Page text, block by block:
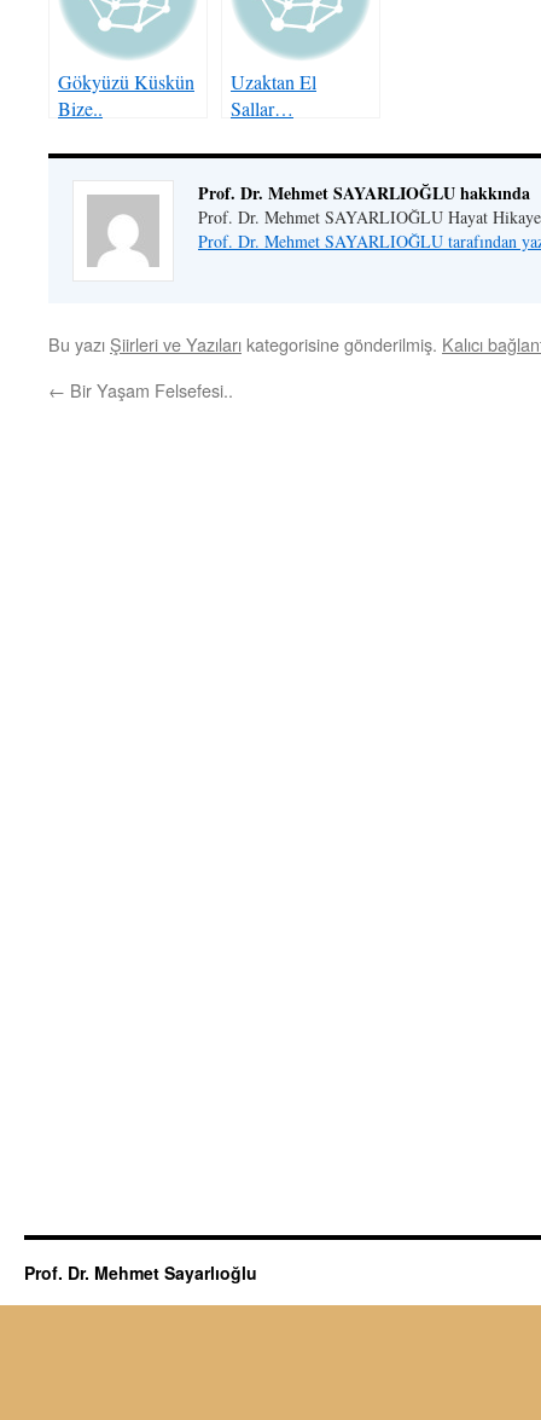
Gökyüzü Küskün
Bize..
Uzaktan El
Sallar…
Prof. Dr. Mehmet SAYARLIOĞLU hakkında
Prof. Dr. Mehmet SAYARLIOĞLU Hayat
Prof. Dr. Mehmet SAYARLIOĞLU tarafından
Bu yazı Şiirleri ve Yazıları kategorisine gönderilmiş. Kalıcı
← Bir Yaşam Felsefesi..
Prof. Dr. Mehmet Sayarlıoğlu